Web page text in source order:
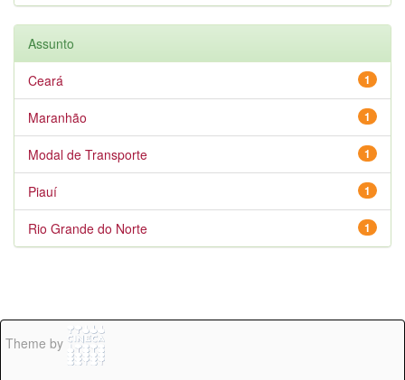
Assunto
1
Ceará
1
Maranhão
1
Modal de Transporte
1
Piauí
1
Rio Grande do Norte
Theme by